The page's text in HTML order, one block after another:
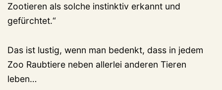
Zootieren als solche instinktiv erkannt und
gefürchtet.“
Das ist lustig, wenn man bedenkt, dass in jedem
Zoo Raubtiere neben allerlei anderen Tieren
leben…